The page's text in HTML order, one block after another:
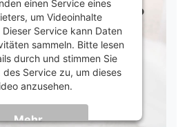
einen Service eines
um Videoinhalte
Service kann Daten
sammeln. Bitte lesen
durch und stimmen Sie
Service zu, um dieses
anzusehen.
Mehr